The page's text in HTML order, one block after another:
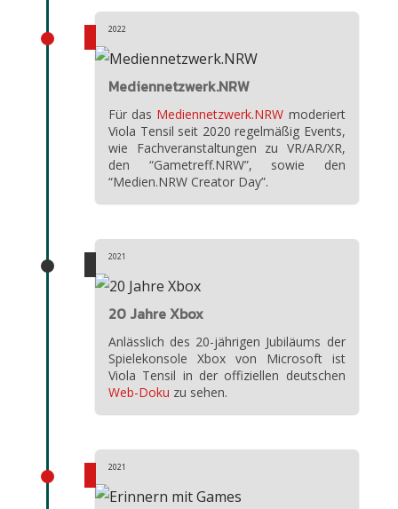
Mediennetzwerk.NRW
2022
Für das Mediennetzwerk.NRW moderiert
Viola Tensil seit 2020 regelmäßig Events,
wie Fachveranstaltungen zu VR/AR/XR,
den “Gametreff.NRW”, sowie den
“Medien.NRW Creator Day”.
20 Jahre Xbox
2021
Anlässlich des 20-jährigen Jubiläums der
Spielekonsole Xbox von Microsoft ist
Viola Tensil in der offiziellen deutschen
Web-Doku zu sehen.
2021